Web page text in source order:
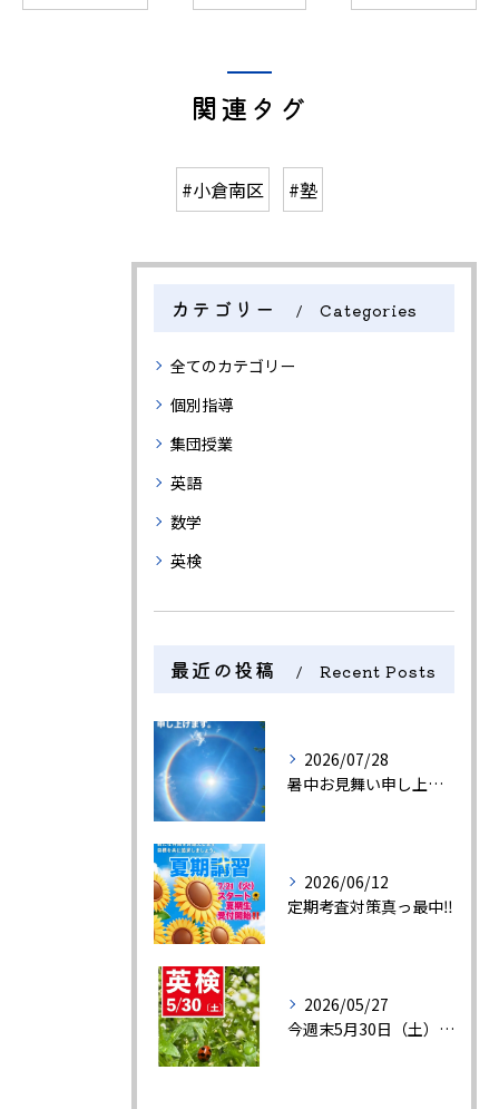
関連タグ
#小倉南区 #塾
カテゴリー Categories
全てのカテゴリー
個別指導
集団授業
英語
数学
英検
最近の投稿 Recent Posts
2026/07/28
暑中お見舞い申し上げます🍉
2026/06/12
定期考査対策真っ最中‼️
2026/05/27
今週末5月30日（土）は英語検定です。